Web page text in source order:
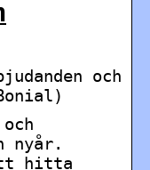
och
nyår.
hitta